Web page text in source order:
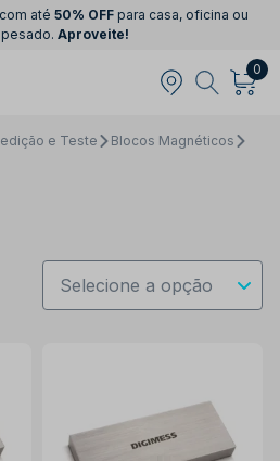
até 50% OFFpara casa, oficina ou
Aproveite!
0
e Teste
Blocos Magnéticos